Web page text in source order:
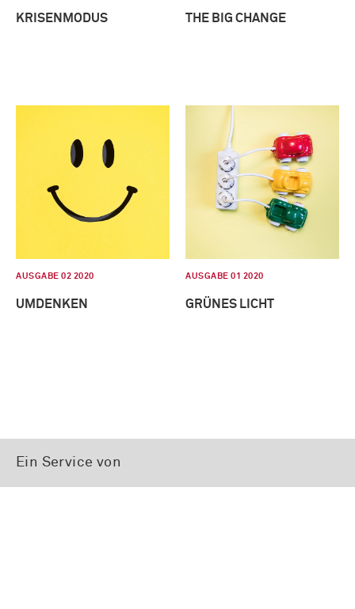
KRISENMODUS THE BIG CHANGE
AUSGABE 02 2020
UMDENKEN
AUSGABE 01 2020
GRÜNES LICHT
Ein Service von